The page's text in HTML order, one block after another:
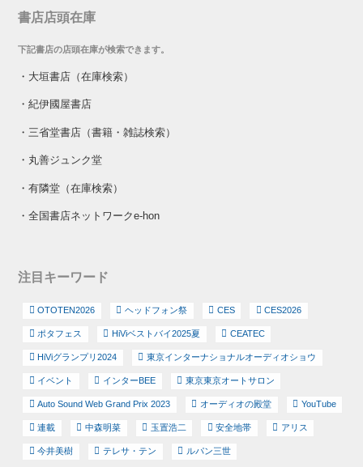
書店店頭在庫
下記書店の店頭在庫が検索できます。
・ 大垣書店（在庫検索）
・紀伊國屋書店
・ 三省堂書店（書籍・雑誌検索）
・ 丸善ジュンク堂
・有隣堂（在庫検索）
・全国書店ネットワークe-hon
注目キーワード
OTOTEN2026 ヘッドフォン祭 CES CES2026
ポタフェス HiViベストバイ2025夏 CEATEC
HiViグランプリ2024 東京インターナショナルオーディオショウ
イベント インターBEE 東京東京オートサロン
Auto Sound Web Grand Prix 2023 オーディオの殿堂 YouTube
連載 中森明菜 玉置浩二 安全地帯 アリス
今井美樹 テレサ・テン ルパン三世